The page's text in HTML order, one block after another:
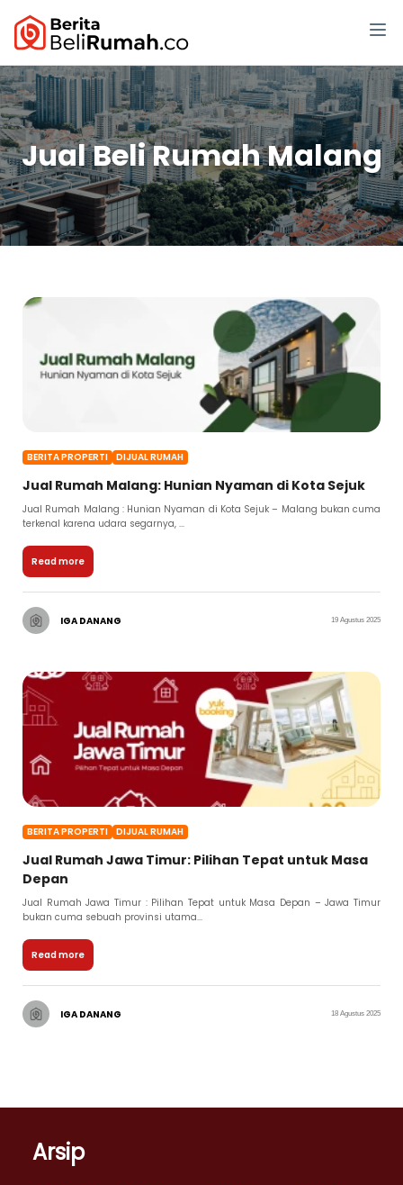
Jual Beli Rumah Malang
BERITA PROPERTI DIJUAL RUMAH
Jual Rumah Malang: Hunian Nyaman di Kota Sejuk
Jual Rumah Malang : Hunian Nyaman di Kota Sejuk – Malang bukan cuma
terkenal karena udara segarnya, ...
Read more
IGA DANANG 19 Agustus 2025
BERITA PROPERTI DIJUAL RUMAH
Jual Rumah Jawa Timur: Pilihan Tepat untuk Masa
Depan
Jual Rumah Jawa Timur : Pilihan Tepat untuk Masa Depan – Jawa Timur
bukan cuma sebuah provinsi utama...
Read more
IGA DANANG 18 Agustus 2025
Arsip